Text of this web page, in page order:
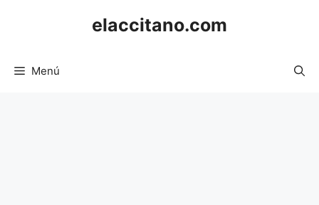
elaccitano.com
Menú